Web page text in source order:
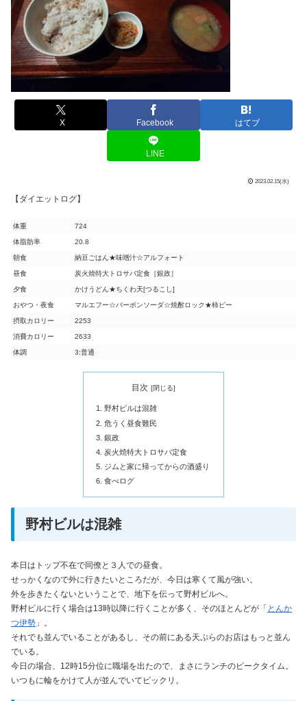
X Facebook はてブ
LINE
2023.02.15(水)
【ダイエットログ】
体重 724
体脂肪率 20.8
朝食 納豆ごはん★味噌汁☆アルフォート
昼食 炭火焼特大トロサバ定食［銀政］
夕食 かけうどん★ちくわ天[つるこし]
おやつ・夜食 マルエフー☆バーボンソーダ☆焼酎ロック★柿ピー
摂取カロリー 2253
消費カロリー 2633
体調 3:普通
目次
野村ビルは混雑
危うく昼食難民
銀政
炭火焼特大トロサバ定食
ジムと家に帰ってからの酒盛り
食べログ
野村ビルは混雑
本日はトップ不在で同僚と３人での昼食。
せっかくなので外に行きたいところだが、今日は寒くて風が強い。
外を歩きたくないということで、地下を伝って野村ビルへ。
野村ビルに行く場合は13時以降に行くことが多く、そのほとんどが「 とんか
つ伊勢 」。
それでも並んでいることがあるし、その前にある天ぷらのお店はもっと並ん
でいる。
今日の場合、12時15分位に職場を出たので、まさにランチのピークタイム。
いつもに輪をかけて人が並んでいてビックリ。